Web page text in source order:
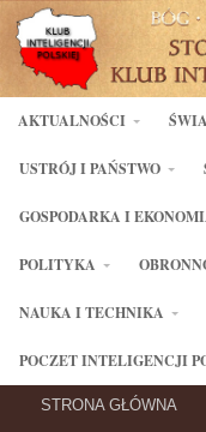
AKTUALNOŚCI
USTRÓJ I PAŃSTWO
GOSPODARKA I
POLITYKA
NAUKA I TECHNIKA
POCZET INTELIGENCJI
STRONA GŁÓWNA